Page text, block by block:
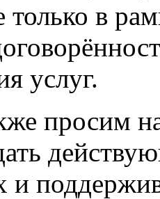
только в
услуг.
просим
и